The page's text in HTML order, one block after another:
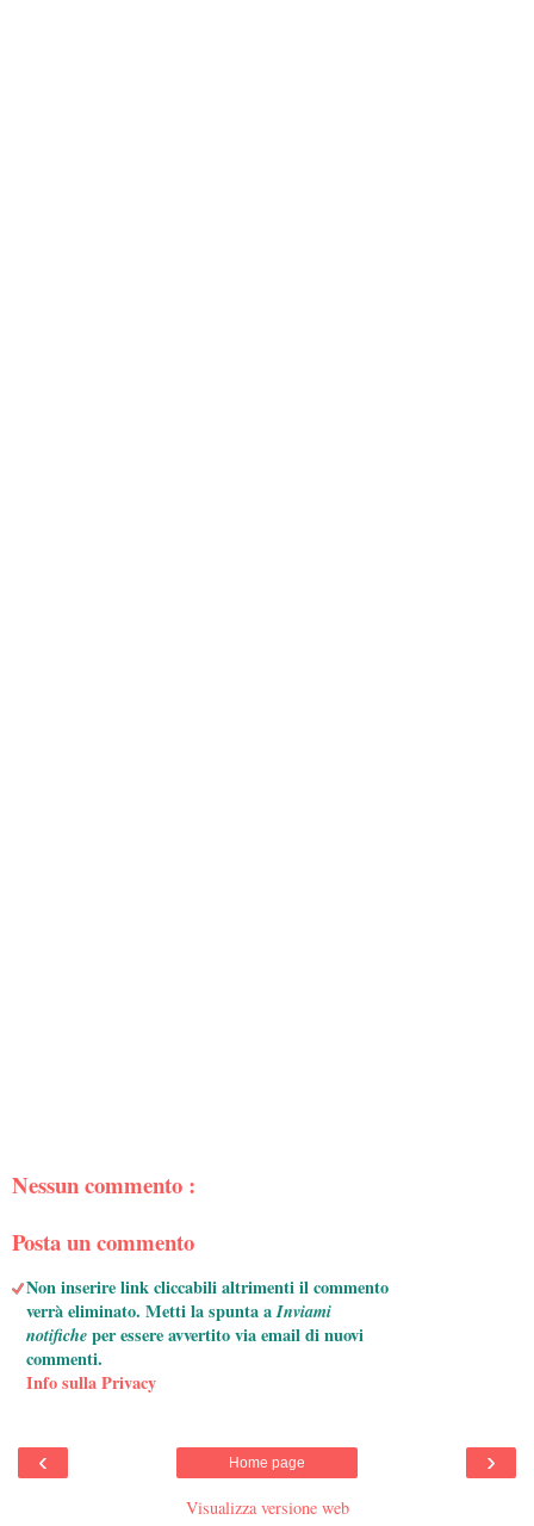
Nessun commento :
Posta un commento
Non inserire link cliccabili altrimenti il commento
verrà eliminato. Metti la spunta aInviami
notificheper essere avvertito via email di nuovi
commenti.
Info sulla Privacy
‹ ›
Home page
Visualizza versione web